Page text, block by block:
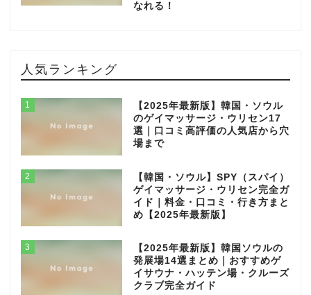
なれる！
人気ランキング
1
【2025年最新版】韓国・ソウル
のゲイマッサージ・ウリセン17
選｜口コミ高評価の人気店から穴
場まで
2
【韓国・ソウル】SPY（スパイ）
ゲイマッサージ・ウリセン完全ガ
イド｜料金・口コミ・行き方まと
め【2025年最新版】
3
【2025年最新版】韓国ソウルの
発展場14選まとめ｜おすすめゲ
イサウナ・ハッテン場・クルーズ
クラブ完全ガイド